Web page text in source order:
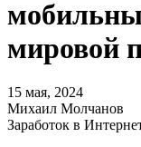
мировой
15 мая, 2024
Михаил Молчанов
Заработок в